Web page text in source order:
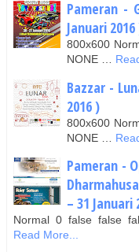
Pameran -
Januari 2016
800x600
NONE …
Bazzar -
2016 )
800x600
NONE …
Pameran -
– 31 Januari
Normal 0 false false
Read More...